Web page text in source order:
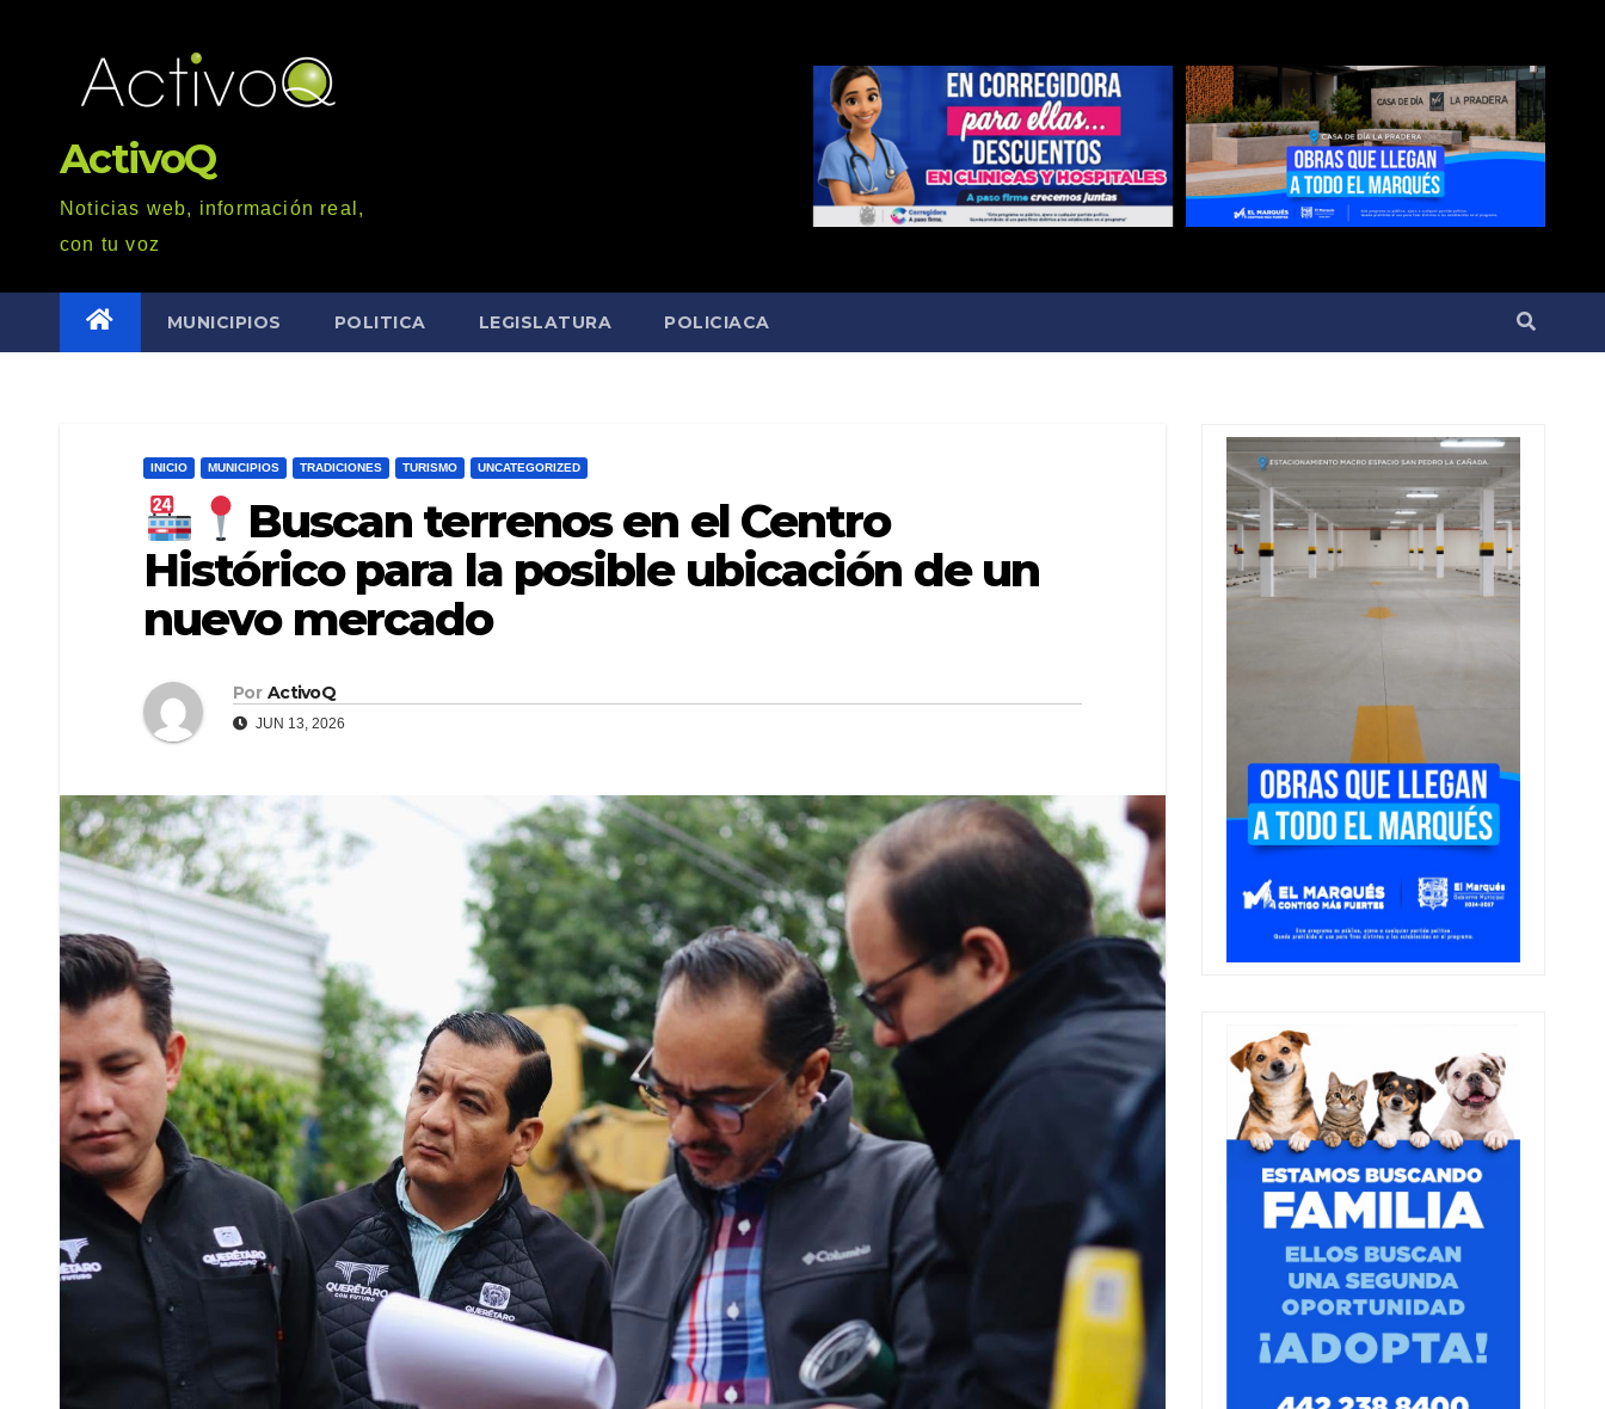
ActivoQ
Noticias web, información real,
con tu voz
MUNICIPIOS POLITICA LEGISLATURA POLICIACA
INICIO MUNICIPIOS TRADICIONES TURISMO UNCATEGORIZED
Buscan terrenos en el Centro
Histórico para la posible ubicación de un
nuevo mercado
Por ActivoQ
JUN 13, 2026